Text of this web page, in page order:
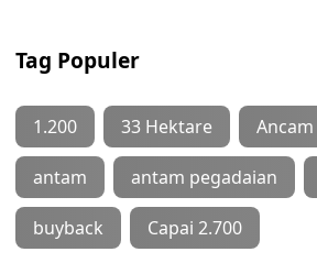
Tag Populer
1.200 33 Hektare Ancam
antam antam pegadaian
buyback Capai 2.700